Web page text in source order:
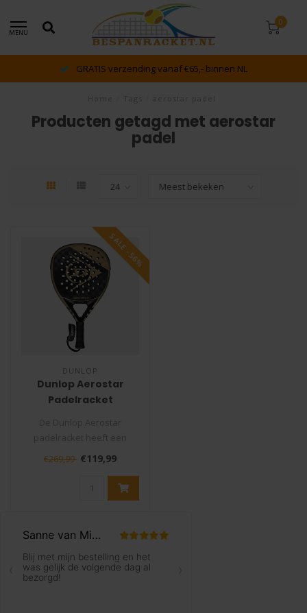
MENU
0
GRATIS verzending vanaf €65,- binnen NL
Producten getagd met aerostar
padel
SALE -56%
DUNLOP
Dunlop Aerostar
Padelracket
Super-premium 16K Carbon
constructie vo..
€269,99 €119,99